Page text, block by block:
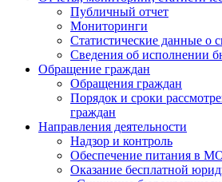
Публичный отчет
Мониторинги
Статистические данные о
Сведения об исполнении
Обращение граждан
Обращения граждан
Порядок и сроки
граждан
Направления деятельности
Надзор и контроль
Обеспечение питания в
Оказание бесплатной